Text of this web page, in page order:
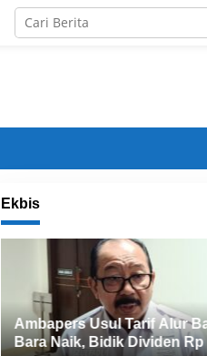
Ekbis
BRI Perkuat Sinergi dengan
Hiswana Migas Samarinda